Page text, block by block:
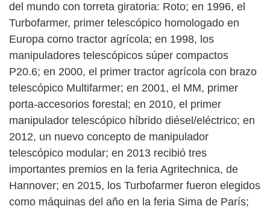
del mundo con torreta giratoria: Roto; en 1996, el
Turbofarmer, primer telescópico homologado en
Europa como tractor agrícola; en 1998, los
manipuladores telescópicos súper compactos
P20.6; en 2000, el primer tractor agrícola con brazo
telescópico Multifarmer; en 2001, el MM, primer
porta-accesorios forestal; en 2010, el primer
manipulador telescópico híbrido diésel/eléctrico; en
2012, un nuevo concepto de manipulador
telescópico modular; en 2013 recibió tres
importantes premios en la feria Agritechnica, de
Hannover; en 2015, los Turbofarmer fueron elegidos
como máquinas del año en la feria Sima de París;